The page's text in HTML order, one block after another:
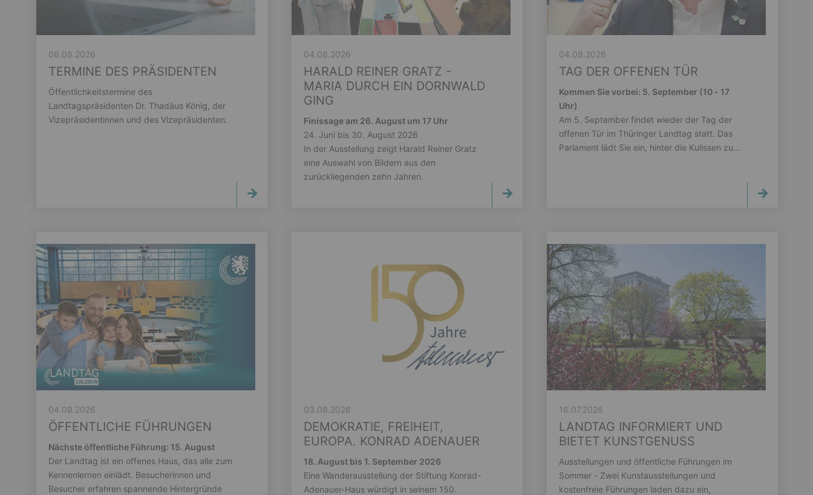
06.08.2026
TERMINE DES PRÄSIDENTEN
Öffentlichkeitstermine des
Landtagspräsidenten Dr. Thadäus König, der
Vizepräsidentinnen und des Vizepräsidenten.
04.08.2026
HARALD REINER GRATZ -
MARIA DURCH EIN DORNWALD
GING
Finissage am 26. August um 17 Uhr
24. Juni bis 30. August 2026
In der Ausstellung zeigt Harald Reiner Gratz
eine Auswahl von Bildern aus den
zurückliegenden zehn Jahren.
04.08.2026
TAG DER OFFENEN TÜR
Kommen Sie vorbei: 5. September (10 - 17
Uhr)
Am 5. September findet wieder der Tag der
offenen Tür im Thüringer Landtag statt. Das
Parlament lädt Sie ein, hinter die Kulissen zu
04.08.2026
ÖFFENTLICHE FÜHRUNGEN
Nächste öffentliche Führung: 15. August
Der Landtag ist ein offenes Haus, das alle zum
Kennenlernen einlädt. Besucherinnen und
Besucher erfahren spannende Hintergründe
03.08.2026
DEMOKRATIE, FREIHEIT,
EUROPA. KONRAD ADENAUER
18. August bis 1. September 2026
Eine Wanderausstellung der Stiftung Konrad-
Adenauer-Haus würdigt in seinem 150.
16.07.2026
LANDTAG INFORMIERT UND
BIETET KUNSTGENUSS
Ausstellungen und öffentliche Führungen im
Sommer - Zwei Kunstausstellungen und
kostenfreie Führungen laden dazu ein,